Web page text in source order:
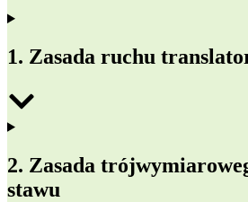
1. Zasada ruchu
2. Zasada
stawu